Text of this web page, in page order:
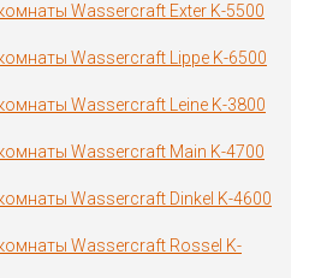
Wassercraft Exter K-5500
Wassercraft Lippe K-6500
Wassercraft Leine K-3800
Wassercraft Main K-4700
Wassercraft Dinkel K-4600
Wassercraft Rossel K-